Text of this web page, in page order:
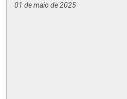
01 de maio de 2025